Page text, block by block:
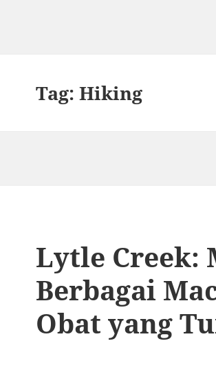
Tag:Hiking
Lytle Creek:
Berbagai
Obat yang